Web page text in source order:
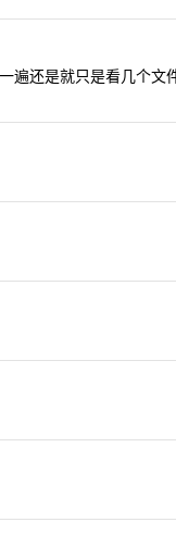
遍还是就只是看几个文